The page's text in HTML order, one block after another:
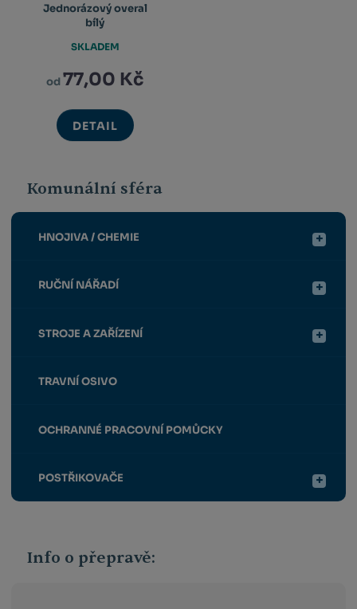
Jednorázový overal
bílý
od77,00 Kč
DETAIL
SKLADEM
Komunální sféra
HNOJIVA / CHEMIE
RUČNÍ NÁŘADÍ
STROJE A ZAŘÍZENÍ
TRAVNÍ OSIVO
OCHRANNÉ PRACOVNÍ POMŮCKY
POSTŘIKOVAČE
Info o přepravě: